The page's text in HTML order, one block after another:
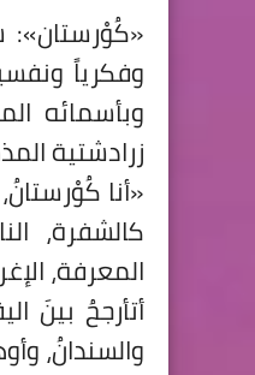
«كُوْرستان»:
وفكرياً
وبأسمائه
زرادشتية
«أنا
كالشفرة،
المعرفة،
أتأرجحُ بينَ
والسندانُ،